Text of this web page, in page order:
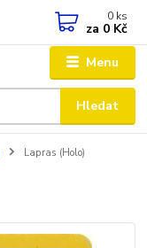
Menu
Hledat
0 ks
za 0 Kč
Lapras (Holo)